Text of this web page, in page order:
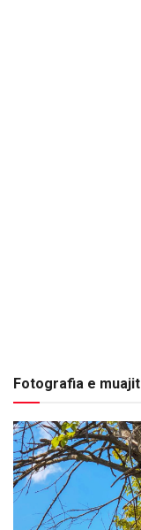
Fotografia e muajit